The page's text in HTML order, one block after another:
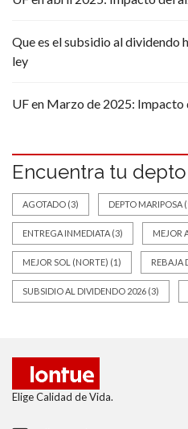
Que es el subsidio al
ley
UF en Marzo de 2025: Impacto
Encuentra tu depto
AGOTADO (3) DEPTO MARIPOSA
ENTREGA INMEDIATA (3) MEJOR
MEJOR SOL (NORTE) (1) REBAJA
SUBSIDIO AL DIVIDENDO 2026 (3)
Elige Calidad de Vida.